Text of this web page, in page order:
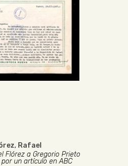
Rafael
Flórez a Gregorio Prieto
un artículo en ABC